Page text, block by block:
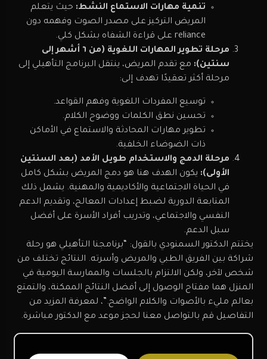
تنمية مهارات الاستماع النشط: حيث يتعلم
المريض التركيز على مصدر الصوت وفهمه دون
reliance على قراءة الشفاه بشكل كلي.
مرحلة تطوير المهارات اللغوية (من ٦ أشهر إلى
سنتين): مع تقدم المريض، ينتقل البرنامج التأهيلي إلى
مرحلة أكثر تعقيدًا تهدف إلى:
توسيع المفردات اللغوية وفهم القواعد.
تحسين نطق الكلمات ووضوح الكلام.
تطوير مهارات المحادثة والاستماع في الأماكن
ذات الضوضاء الخلفية.
مرحلة الدمج والاستخدام طويل الأمد (بعد السنتين
الأولى): يكون الهدف هنا هو دمج المريض بشكل كامل
في الحياة الاجتماعية والأكاديمية والمهنية. يشمل ذلك
المتابعة الدورية لضبط إعدادات المعالج، وتقديم الدعم
النفسي والاجتماعي، وتدريب أفراد الأسرة على أفضل
سبل الدعم.
يختتم الدكتور السمنودي بالقول: “برنامجنا التأهيلي هو رحلة
شراكة بين الفريق الطبي والمريض وأسرته. النتائج تختلف من
شخص لآخر، ولكن الالتزام بالجلسات والممارسة اليومية في
المنزل هما مفتاح الوصول إلى أفضل النتائج الممكنة، والتمتع
بعالم مليء بالأصوات والكلام الواضح.”، لمعرفة المزيد من
التفاصيل قم بالتواصل معنا لحجز موعد مع الدكتور مباشرة.